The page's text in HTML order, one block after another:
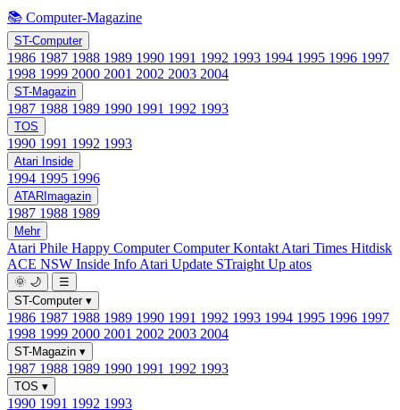
📚 Computer-Magazine
ST-Computer
1986 1987 1988 1989 1990 1991 1992 1993 1994 1995 1996 1997
1998 1999 2000 2001 2002 2003 2004
ST-Magazin
1987 1988 1989 1990 1991 1992 1993
TOS
1990 1991 1992 1993
Atari Inside
1994 1995 1996
ATARImagazin
1987 1988 1989
Mehr
Atari Phile Happy ComputerComputer Kontakt Atari Times Hitdisk
ACE NSW Inside Info Atari Update STraight Up atos
🌞 🌙
☰
ST-Computer ▾
1986 1987 1988 1989 1990 1991 1992 1993 1994 1995 1996 1997
1998 1999 2000 2001 2002 2003 2004
ST-Magazin ▾
1987 1988 1989 1990 1991 1992 1993
TOS ▾
1990 1991 1992 1993